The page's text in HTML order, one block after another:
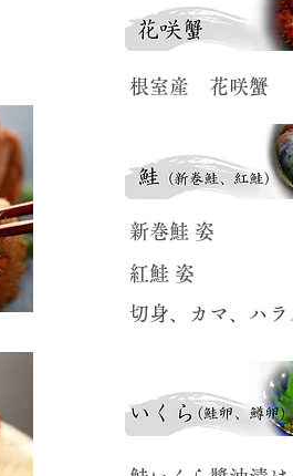
​根室産 花咲蟹
​新巻鮭 姿
​紅鮭 姿
切身、カマ、ハラ